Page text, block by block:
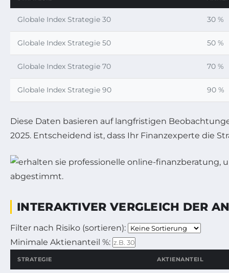
Globale Index Strategie 30 30 %
Globale Index Strategie 50 50 %
Globale Index Strategie 70 70 %
Globale Index Strategie 90 90 %
Diese Daten basieren auf langfristigen
2025. Entscheidend ist, dass Ihr Finanzexperte die
INTERAKTIVER VERGLEICH DER
Filter nach Risiko (sortieren):
Wählen Sie eine Sortierung nach Risiko aus
Minimale Aktienanteil %:
Filtern Sie die Strategien nach minimalem
STRATEGIE AKTIENANTEIL